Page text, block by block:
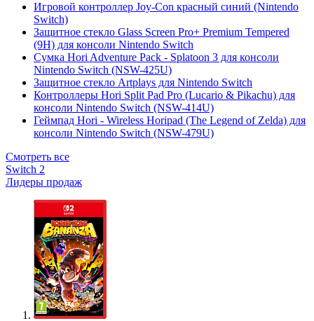
Игровой контроллер Joy-Con красный синий (Nintendo
Switch)
Защитное стекло Glass Screen Pro+ Premium Tempered
(9H) для консоли Nintendo Switch
Сумка Hori Adventure Pack - Splatoon 3 для консоли
Nintendo Switch (NSW-425U)
Защитное стекло Artplays для Nintendo Switch
Контроллеры Hori Split Pad Pro (Lucario & Pikachu) для
консоли Nintendo Switch (NSW-414U)
Геймпад Hori - Wireless Horipad (The Legend of Zelda) для
консоли Nintendo Switch (NSW-479U)
Смотреть все
Switch 2
Лидеры продаж